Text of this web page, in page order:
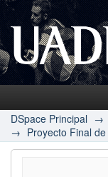
UADE
DSpace Principal →
→ Proyecto Final